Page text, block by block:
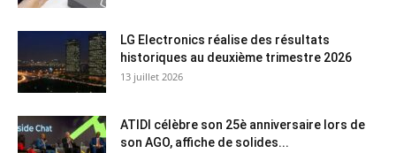
LG Electronics réalise des résultats
historiques au deuxième trimestre 2026
13 juillet 2026
ATIDI célèbre son 25è anniversaire lors de
son AGO, affiche de solides...